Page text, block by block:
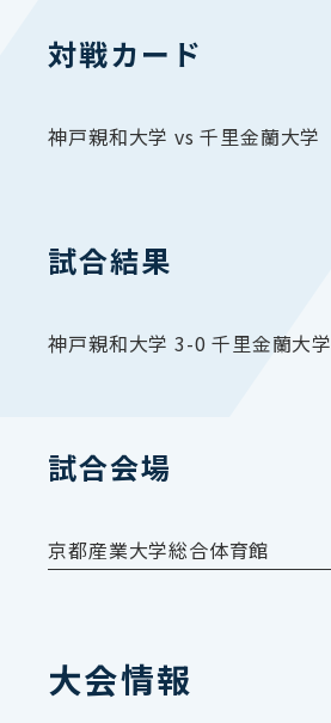
対戦カード
神戸親和大学 vs 千里金蘭大学
試合結果
神戸親和大学 3-0 千里金蘭大学
試合会場
京都産業大学総合体育館
大会情報